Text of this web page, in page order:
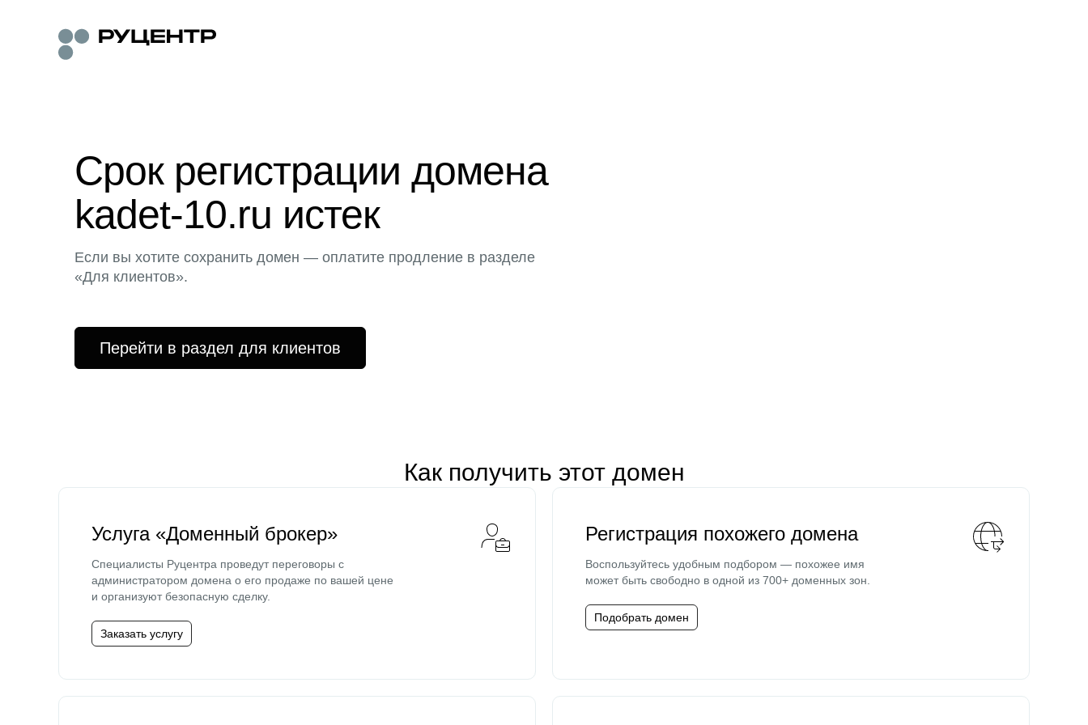
Срок регистрации домена
kadet-10.ru истек
Если вы хотите сохранить домен — оплатите продление в разделе
«Для клиентов».
Перейти в раздел для клиентов
Как получить этот домен
Услуга «Доменный брокер»
Специалисты Руцентра проведут переговоры с
администратором домена о его продаже по вашей цене
и организуют безопасную сделку.
Заказать услугу
Регистрация похожего домена
Воспользуйтесь удобным подбором — похожее имя
может быть свободно в одной из 700+ доменных зон.
Подобрать домен